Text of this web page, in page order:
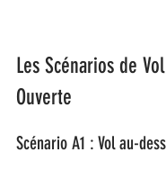
Les Scénarios de
Ouverte
Scénario A1 : Vol au-